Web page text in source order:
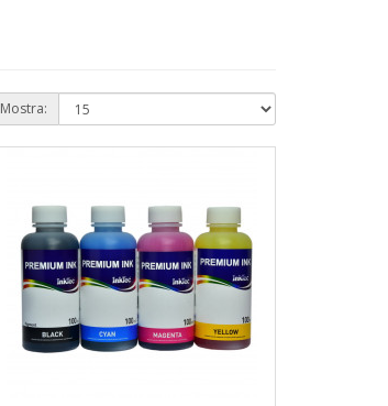
Mostra: